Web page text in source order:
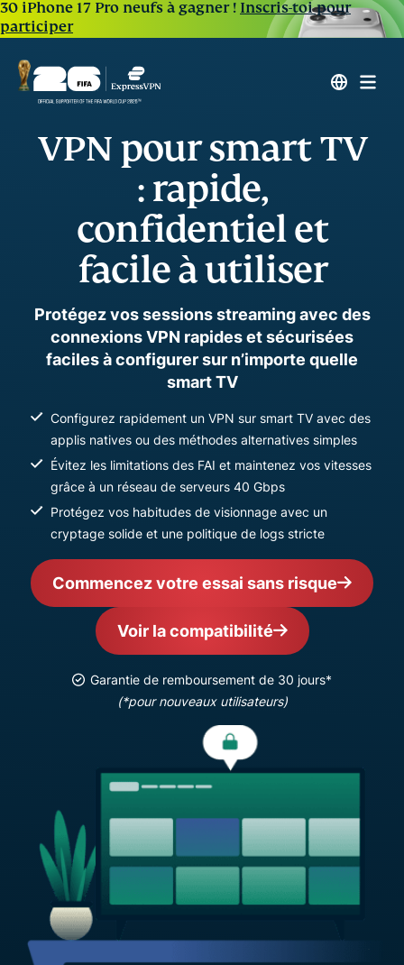
30 iPhone 17 Pro neufs à gagner ! Inscris-toi pour
participer
VPN pour smart TV
: rapide,
confidentiel et
facile à utiliser
Protégez vos sessions streaming avec des
connexions VPN rapides et sécurisées
faciles à configurer sur n’importe quelle
smart TV
Configurez rapidement un VPN sur smart TV avec des
applis natives ou des méthodes alternatives simples
Évitez les limitations des FAI et maintenez vos vitesses
grâce à un réseau de serveurs 40 Gbps
Protégez vos habitudes de visionnage avec un
cryptage solide et une politique de logs stricte
Commencez votre essai sans risque
Voir la compatibilité
Garantie de remboursement de 30 jours*
(*pour nouveaux utilisateurs)